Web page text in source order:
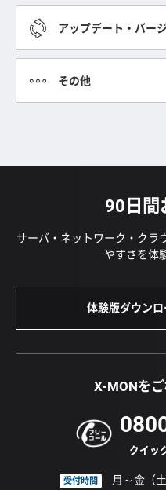
アップデート・バー
その他
90日間
サーバ・ネットワーク・クラ
やすさを体
体験版ダウンロ
X-MONを
クイッ
受付時間 月～金（